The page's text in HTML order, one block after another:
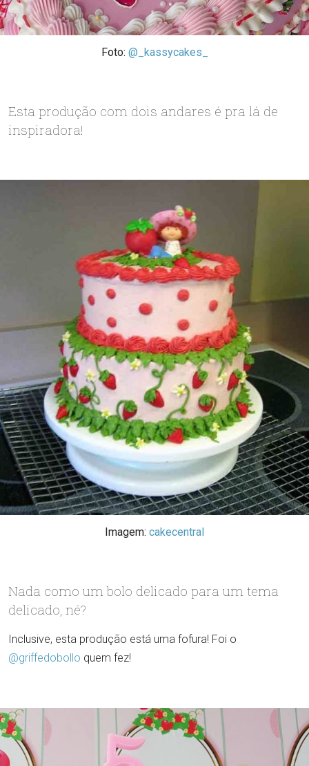
Foto: @_kassycakes_
Esta produção com dois andares é pra lá de
inspiradora!
Imagem: cakecentral
Nada como um bolo delicado para um tema
delicado, né?
Inclusive, esta produção está uma fofura! Foi o
@griffedobollo quem fez!